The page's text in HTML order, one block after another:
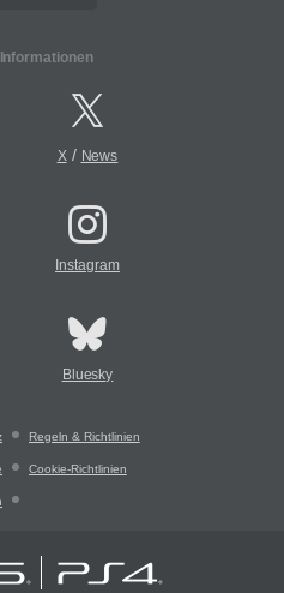
X/ News
Instagram
Bluesky
Regeln & Richtlinien
Cookie-Richtlinien